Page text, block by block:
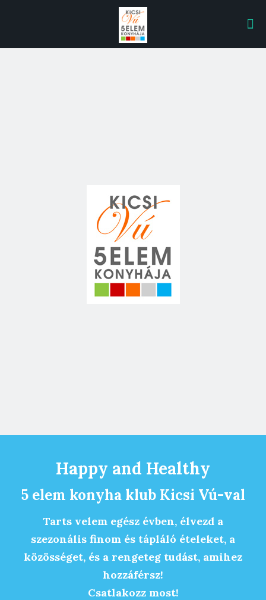
Happy and Healthy
5 elem konyha klub Kicsi Vú-val
Tarts velem egész évben, élvezd a
szezonális finom és tápláló ételeket, a
közösséget, és a rengeteg tudást, amihez
hozzáférsz!
Csatlakozz most!